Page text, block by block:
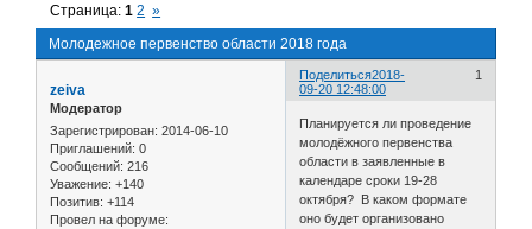
Молодежное первенство области 2018 года
Страница:1 2 »
Поделиться 1
2018-
09-20 12:48:00
zeiva
Модератор
Зарегистрирован: 2014-06-10
Приглашений: 0
Сообщений: 216
Уважение: +140
Позитив: +114
Провел на форуме:
Планируется ли проведение
молодёжного первенства
области в заявленные в
календаре сроки 19-28
октября? В каком формате
оно будет организовано